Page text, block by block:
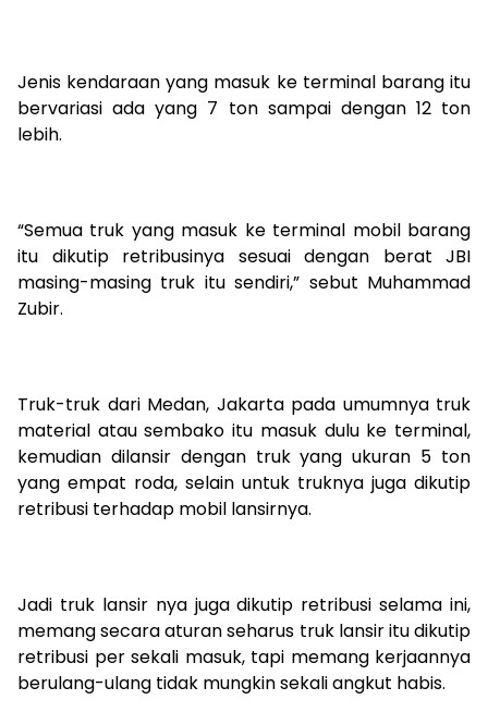
Jenis kendaraan yang masuk ke terminal barang itu
bervariasi ada yang 7 ton sampai dengan 12 ton
lebih.
“Semua truk yang masuk ke terminal mobil barang
itu dikutip retribusinya sesuai dengan berat JBI
masing-masing truk itu sendiri,” sebut Muhammad
Zubir.
Truk-truk dari Medan, Jakarta pada umumnya truk
material atau sembako itu masuk dulu ke terminal,
kemudian dilansir dengan truk yang ukuran 5 ton
yang empat roda, selain untuk truknya juga dikutip
retribusi terhadap mobil lansirnya.
Jadi truk lansir nya juga dikutip retribusi selama ini,
memang secara aturan seharus truk lansir itu dikutip
retribusi per sekali masuk, tapi memang kerjaannya
berulang-ulang tidak mungkin sekali angkut habis.